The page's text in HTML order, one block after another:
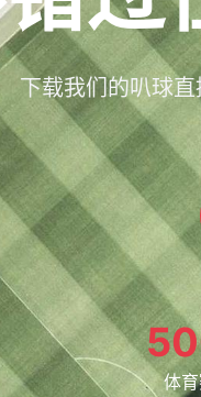
下载我们的叭球
体